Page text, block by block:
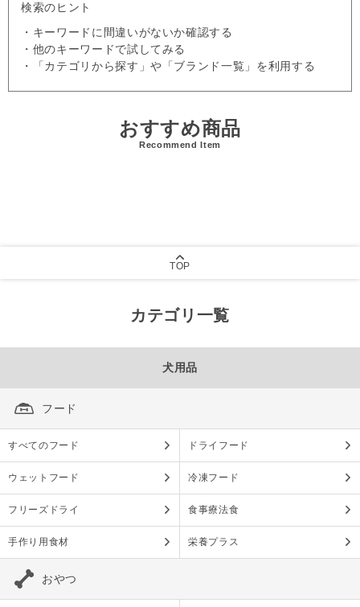
検索のヒント
・キーワードに間違いがないか確認する
・他のキーワードで試してみる
・「カテゴリから探す」や「ブランド一覧」を利用する
おすすめ商品
Recommend Item
TOP
カテゴリ一覧
犬用品
フード
すべてのフード ドライフード
ウェットフード 冷凍フード
フリーズドライ 食事療法食
手作り用食材 栄養プラス
おやつ